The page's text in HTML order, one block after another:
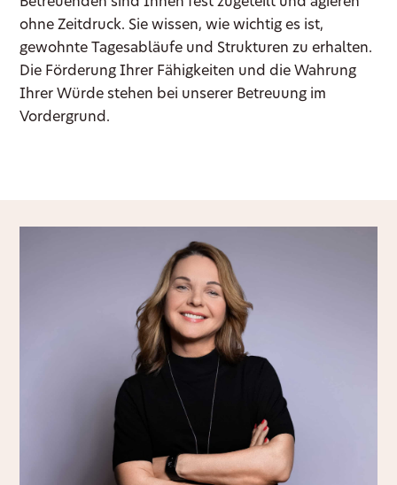
ohne Zeitdruck. Sie wissen, wie wichtig es ist,
gewohnte Tagesabläufe und Strukturen zu erhalten.
Die Förderung Ihrer Fähigkeiten und die Wahrung
Ihrer Würde stehen bei unserer Betreuung im
Vordergrund.